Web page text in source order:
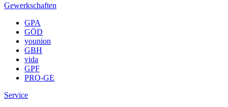
Gewerkschaften
GPA
GÖD
younion
GBH
vida
GPF
PRO-GE
Service